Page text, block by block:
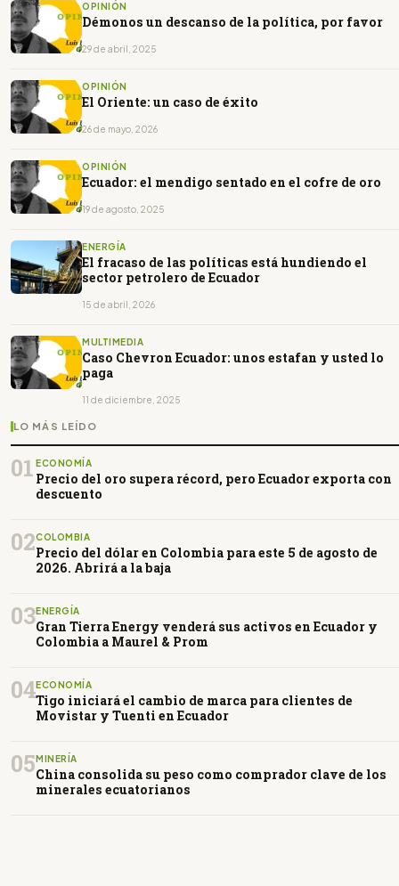
OPINIÓN
Démonos un descanso de la política, por favor
29 de abril, 2025
OPINIÓN
El Oriente: un caso de éxito
26 de mayo, 2026
OPINIÓN
Ecuador: el mendigo sentado en el cofre de oro
19 de agosto, 2025
ENERGÍA
El fracaso de las políticas está hundiendo el
sector petrolero de Ecuador
15 de abril, 2026
MULTIMEDIA
Caso Chevron Ecuador: unos estafan y usted lo
paga
11 de diciembre, 2025
LO MÁS LEÍDO
01 ECONOMÍA
Precio del oro supera récord, pero Ecuador exporta con
descuento
02COLOMBIA
Precio del dólar en Colombia para este 5 de agosto de
2026. Abrirá a la baja
03ENERGÍA
Gran Tierra Energy venderá sus activos en Ecuador y
Colombia a Maurel & Prom
04ECONOMÍA
Tigo iniciará el cambio de marca para clientes de
Movistar y Tuenti en Ecuador
05MINERÍA
China consolida su peso como comprador clave de los
minerales ecuatorianos